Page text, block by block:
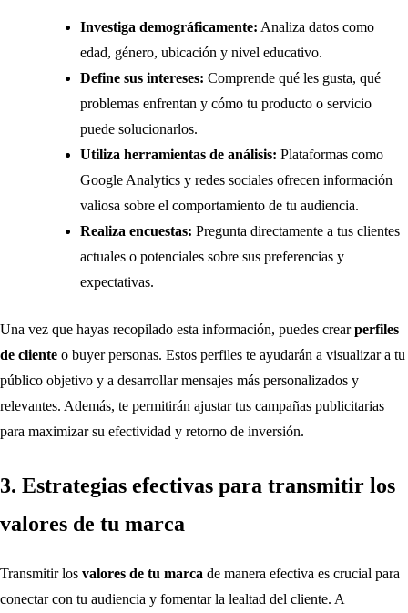
Investiga demográficamente: Analiza datos como
edad, género, ubicación y nivel educativo.
Define sus intereses: Comprende qué les gusta, qué
problemas enfrentan y cómo tu producto o servicio
puede solucionarlos.
Utiliza herramientas de análisis: Plataformas como
Google Analytics y redes sociales ofrecen información
valiosa sobre el comportamiento de tu audiencia.
Realiza encuestas: Pregunta directamente a tus clientes
actuales o potenciales sobre sus preferencias y
expectativas.
Una vez que hayas recopilado esta información, puedes crearperfiles
de cliente o buyer personas. Estos perfiles te ayudarán a visualizar a tu
público objetivo y a desarrollar mensajes más personalizados y
relevantes. Además, te permitirán ajustar tus campañas publicitarias
para maximizar su efectividad y retorno de inversión.
3. Estrategias efectivas para transmitir los
valores de tu marca
Transmitir los valores de tu marca de manera efectiva es crucial para
conectar con tu audiencia y fomentar la lealtad del cliente. A